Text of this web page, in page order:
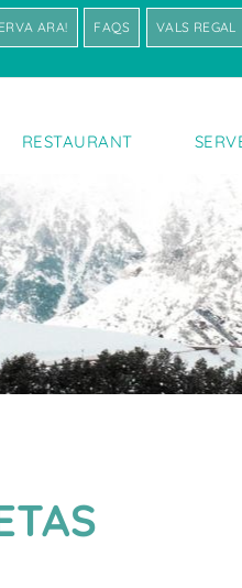
ARA! FAQS VALS REGAL
RESTAURANT